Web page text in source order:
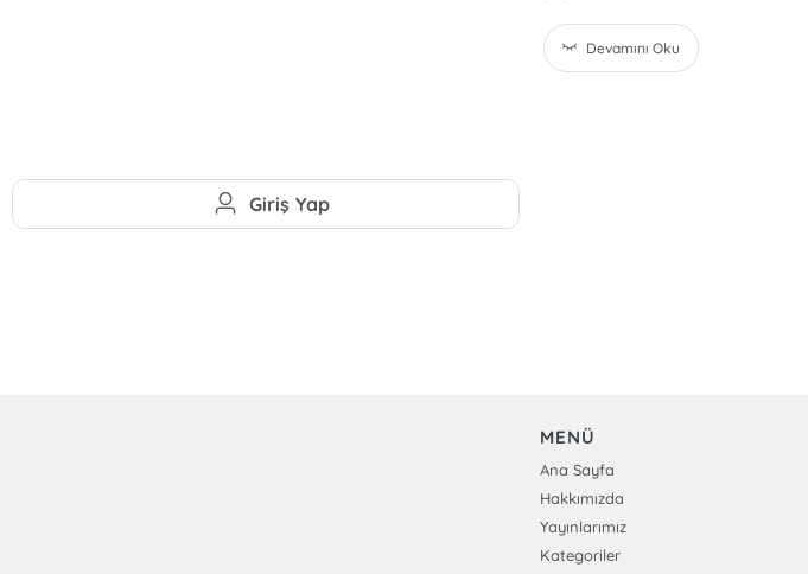
Devamını Oku
Giriş Yap
MENÜ
Ana Sayfa
Hakkımızda
Yayınlarımız
Kategoriler